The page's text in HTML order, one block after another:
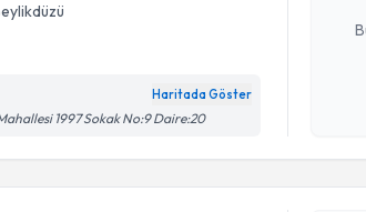
Haritada Göster
1997 Sokak No:9 Daire:20